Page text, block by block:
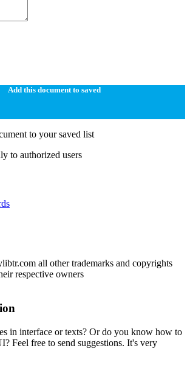
Add this document to saved
to your saved list
to authorized users
all other trademarks and copyrights
respective owners
in interface or texts? Or do you know how to
Feel free to send suggestions. It's very